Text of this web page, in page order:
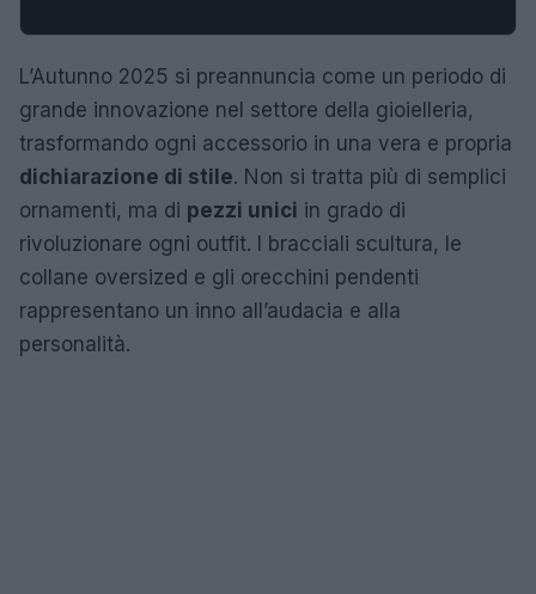
L’Autunno 2025 si preannuncia come un periodo di
grande innovazione nel settore della gioielleria,
trasformando ogni accessorio in una vera e propria
dichiarazione di stile. Non si tratta più di semplici
ornamenti, ma di pezzi unici in grado di
rivoluzionare ogni outfit. I bracciali scultura, le
collane oversized e gli orecchini pendenti
rappresentano un inno all’audacia e alla
personalità.